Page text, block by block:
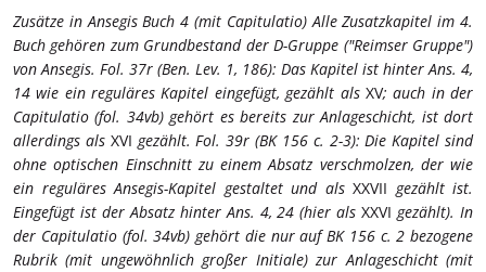
Zusätze in Ansegis Buch 4 (mit Capitulatio)Alle Zusatzkapitel im 4.
Buch gehören zum Grundbestand der D-Gruppe ("Reimser Gruppe")
von Ansegis. Fol. 37r (Ben. Lev. 1, 186): Das Kapitel ist hinter Ans. 4,
14 wie ein reguläres Kapitel eingefügt, gezählt als XV; auch in der
Capitulatio (fol. 34vb) gehört es bereits zur Anlageschicht, ist dort
allerdings als XVI gezählt.Fol. 39r (BK 156 c. 2-3): Die Kapitel sind
ohne optischen Einschnitt zu einem Absatz verschmolzen, der wie
ein reguläres Ansegis-Kapitel gestaltet und als XXVII gezählt ist.
Eingefügt ist der Absatz hinter Ans. 4, 24 (hier alsXXVI gezählt). In
der Capitulatio (fol. 34vb) gehört die nur auf BK 156 c. 2 bezogene
Rubrik (mit ungewöhnlich großer Initiale) zur Anlageschicht (mit